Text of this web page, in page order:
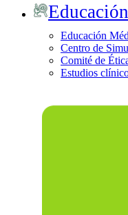
Educación
Centro de
Comité de
Estudios